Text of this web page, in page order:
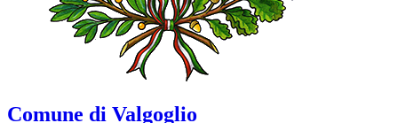
Comune di Valgoglio